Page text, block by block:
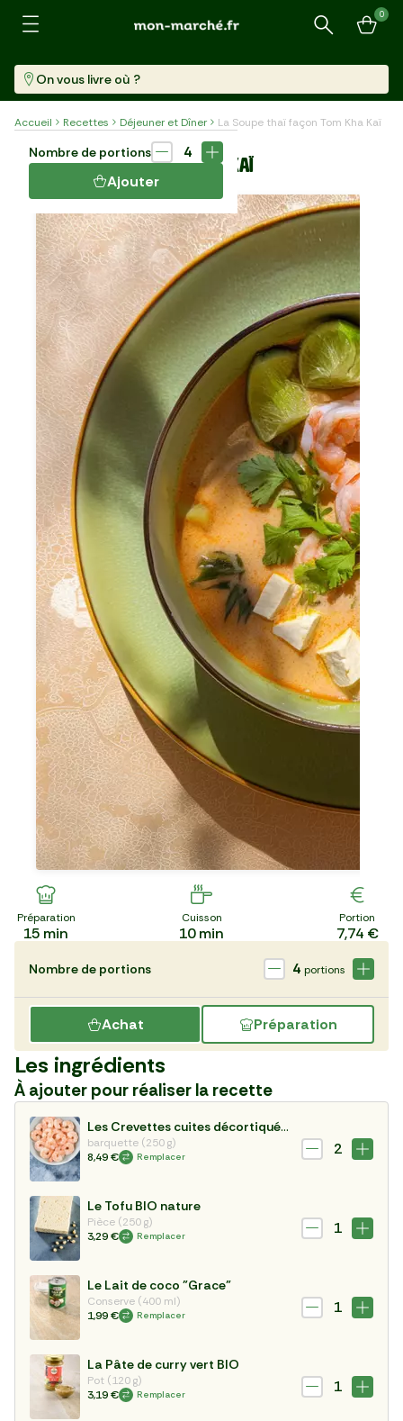
Recherche
0
On vous livre où ?
Accueil Recettes Déjeuner et Dîner
La Soupe thaï façon Tom Kha Kaï
LA SOUPE THAÏ FAÇON TOM KHA KAÏ
Préparation
15 min
Cuisson
10min
Portion
7,74 €
Nombre de portions
4
Ajouter
Achat Préparation
Nombre de portions 4 portions
Les ingrédients
À ajouter pour réaliser la recette
Les Crevettes cuites décortiquées ASC
barquette (250 g)
8,49 €
Remplacer 2
Le Tofu BIO nature
Pièce (250 g)
3,29 €
Remplacer 1
Le Lait de coco "Grace"
Conserve (400 ml)
1,99 €
Remplacer 1
La Pâte de curry vert BIO
Pot (120 g)
3,19 €
Remplacer 1